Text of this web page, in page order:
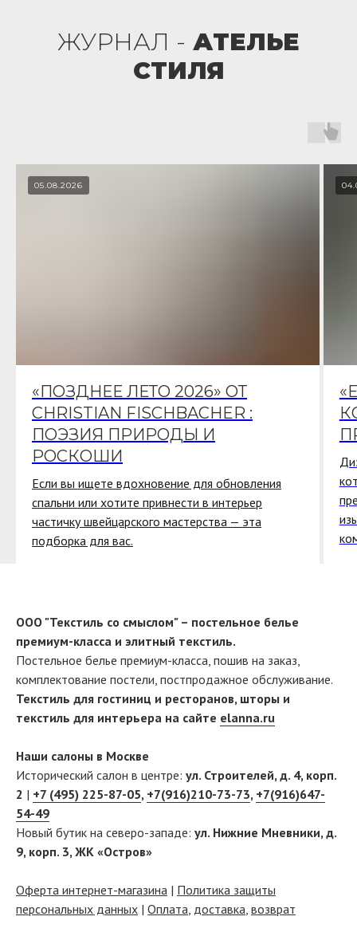
ЖУРНАЛ - АТЕЛЬЕ
СТИЛЯ
05.08.2026
«ПОЗДНЕЕ ЛЕТО 2026» ОТ
CHRISTIAN FISCHBACHER :
ПОЭЗИЯ ПРИРОДЫ И
РОСКОШИ
Если вы ищете вдохновение для обновления
спальни или хотите привнести в интерьер
частичку швейцарского мастерства — эта
подборка для вас.
ООО "Текстиль со смыслом" – постельное белье
премиум-класса и элитный текстиль.
Постельное белье премиум-класса, пошив на заказ,
комплектование постели, постпродажное обслуживание.
Текстиль для гостиниц и ресторанов, шторы и
текстиль для интерьера на сайте elanna.ru
Наши салоны в Москве
Исторический салон в центре: ул. Строителей, д. 4, корп.
2 | +7 (495) 225-87-05, +7(916)210-73-73, +7(916)647-
54-49
Новый бутик на северо-западе: ул. Нижние Мневники, д.
9, корп. 3, ЖК «Остров»
Оферта интернет-магазина | Политика защиты
персональных данных | Оплата, доставка, возврат